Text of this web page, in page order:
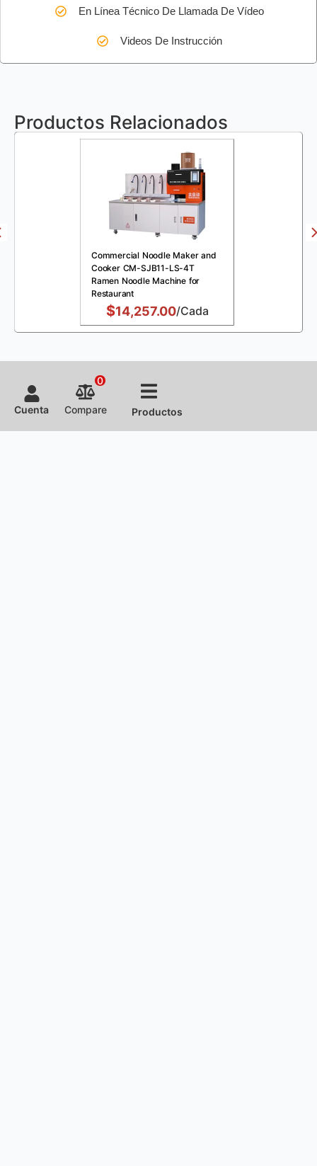
En Línea Técnico De Llamada De Vídeo
Videos De Instrucción
Productos Relacionados
Commercial Noodle Maker and
Cooker CM-SJB11-LS-4T
Ramen Noodle Machine for
Restaurant
$14,257.00/Cada
Cuenta Compare
0
Productos